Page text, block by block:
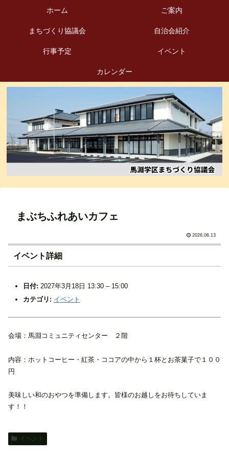
ホーム ご案内
まちづくり協議会 自治会紹介
行事予定 イベント
カレンダー
まぶちふれあいカフェ
2026.06.13
イベント詳細
日付: 2027年3月18日 13:30– 15:00
カテゴリ: イベント
会場：馬淵コミュニティセンター ２階
内容：ホットコーヒー・紅茶・ココアの中から１杯とお茶菓子で１００
円
美味しい和のおやつを準備します。皆様のお越しをお待ちしていま
す！！
イベント